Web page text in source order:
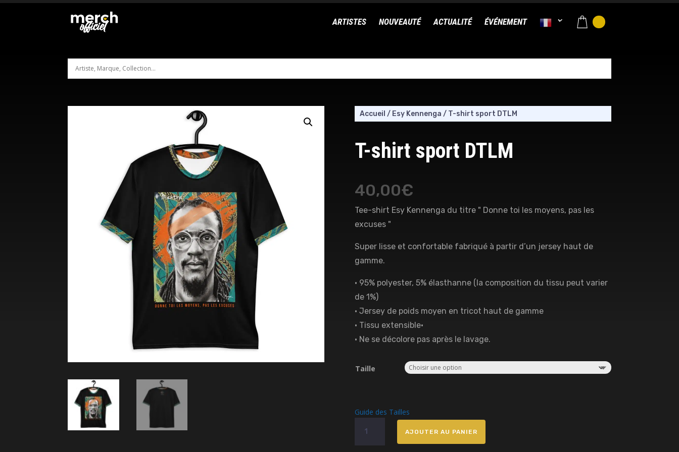
ARTISTES NOUVEAUTÉ ACTUALITÉ ÉVÉNEMENT
Accueil / Esy Kennenga / T-shirt sport DTLM
T-shirt sport DTLM
40,00€
Tee-shirt Esy Kennenga du titre " Donne toi les moyens, pas les
excuses "
Super lisse et confortable fabriqué à partir d’un jersey haut de
gamme.
• 95% polyester, 5% élasthanne (la composition du tissu peut varier
de 1%)
• Jersey de poids moyen en tricot haut de gamme
• Tissu extensible•
• Ne se décolore pas après le lavage.
Taille
Guide des Tailles
T-
AJOUTER AU PANIER